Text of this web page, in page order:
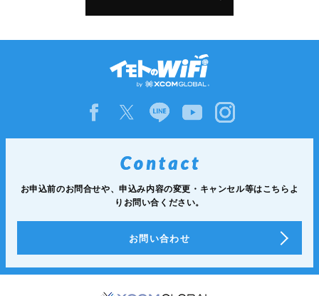
お申込前のお問合せや、申込み内容の変更・キャンセル等はこちらよ
りお問い合ください。
お問い合わせ